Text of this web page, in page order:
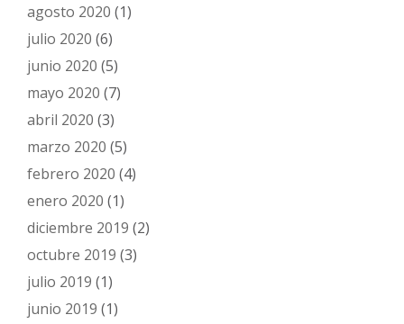
agosto 2020 (1)
julio 2020 (6)
junio 2020 (5)
mayo 2020 (7)
abril 2020 (3)
marzo 2020 (5)
febrero 2020 (4)
enero 2020 (1)
diciembre 2019 (2)
octubre 2019 (3)
julio 2019 (1)
junio 2019 (1)